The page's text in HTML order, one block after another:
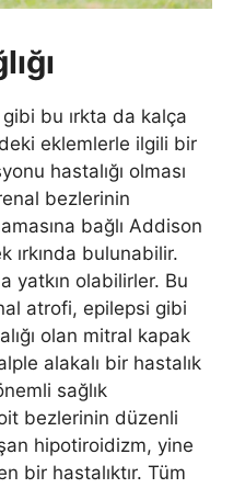
bu ırkta da kalça
eklemlerle ilgili bir
hastalığı olması
bezlerinin
bağlı Addison
ırkında bulunabilir.
yatkın olabilirler. Bu
atrofi, epilepsi gibi
olan mitral kapak
alakalı bir hastalık
sağlık
bezlerinin düzenli
hipotiroidizm, yine
bir hastalıktır. Tüm